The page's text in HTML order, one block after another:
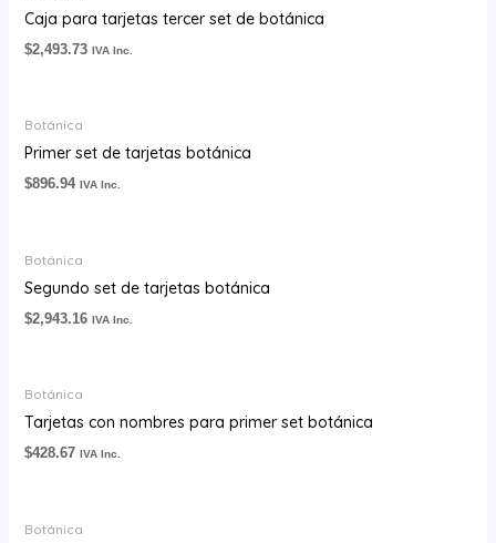
Caja para tarjetas tercer set de botánica
$2,493.73 IVA Inc.
Botánica
Primer set de tarjetas botánica
$896.94 IVA Inc.
Botánica
Segundo set de tarjetas botánica
$2,943.16 IVA Inc.
Botánica
Tarjetas con nombres para primer set botánica
$428.67 IVA Inc.
Botánica